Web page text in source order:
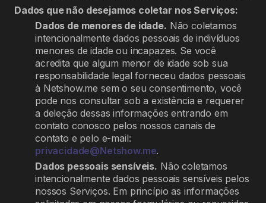
Dados que não desejamos coletar nos Serviços:
Dados de menores de idade. Não coletamos
intencionalmente dados pessoais de indivíduos
menores de idade ou incapazes. Se você
acredita que algum menor de idade sob sua
responsabilidade legal forneceu dados pessoais
à Netshow.me sem o seu consentimento, você
pode nos consultar sob a existência e requerer
a deleção dessas informações entrando em
contato conosco pelos nossos canais de
contato e pelo e-mail:
privacidade@Netshow.me.
Dados pessoais sensíveis. Não coletamos
intencionalmente dados pessoais sensíveis pelos
nossos Serviços. Em princípio as informações